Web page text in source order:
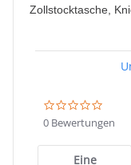
Zollstocktasche,
star
rating
0 Bewertungen
Eine